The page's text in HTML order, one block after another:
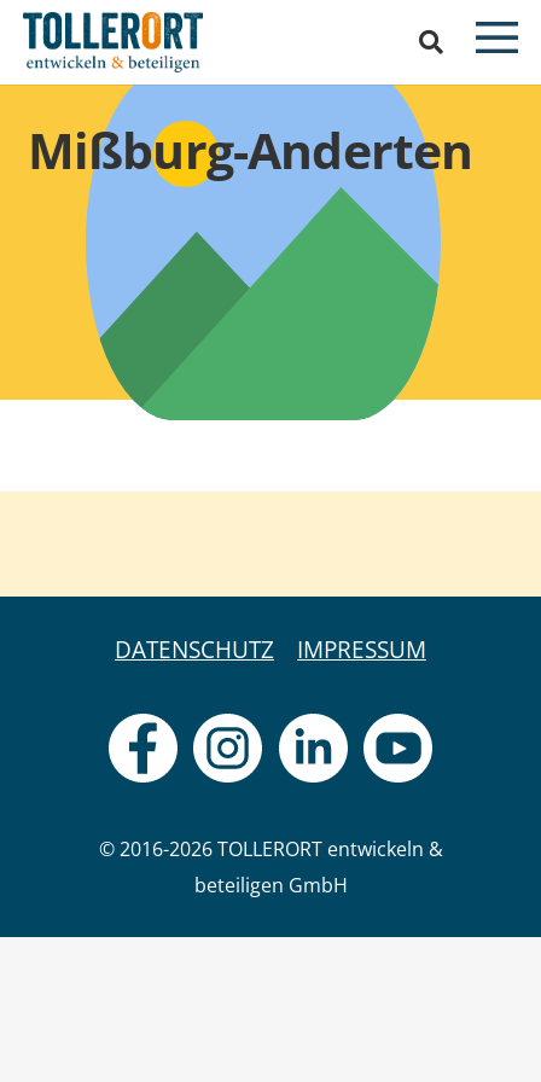
Mißburg-Anderten
DATENSCHUTZ IMPRESSUM
© 2016-2026 TOLLERORT entwickeln &
beteiligen GmbH